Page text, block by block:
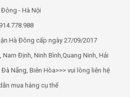
- Hà Nội
Hà Đông cấp ngày 27/09/2017
Định, Ninh Bình,Quang Ninh, Hải
Nẵng, Biên Hòa>>> vui lòng liên hệ
mua hàng cụ thể